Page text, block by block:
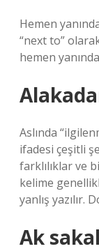
Hemen
“next to”
hemen
Aslında
ifadesi çeşitli
farklılıklar ve
kelime
yanlış yazılır.
Ak